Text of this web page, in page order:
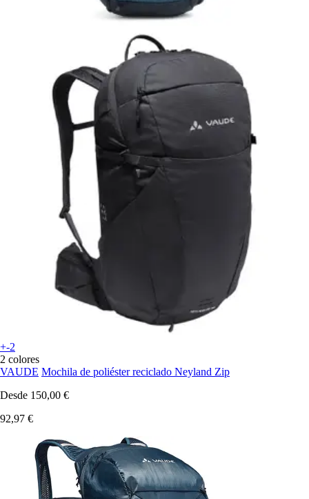
+-2
2 colores
VAUDE Mochila de poliéster reciclado Neyland Zip
Desde 150,00 €
92,97 €